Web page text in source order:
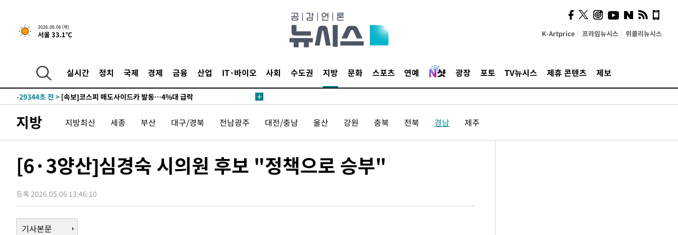
2026.08.06 (목)
서울 33.1℃ K-Artprice 프라임뉴시스 위클리뉴시스
실시간 정치 국제 경제 금융 산업 IT·바이오 사회 수도권 지방 문화 스포츠 연예 광장 포토 TV뉴시스 제휴 콘텐츠 제보
1시간 전 >[속보] "이란-오만, 호르무즈 해협 통행 항로 합의" 이란 외무부 대변인
-29551초 전 >
[속보]산업장관 "美무역법 제301조 과잉생산 결과 발표 8월 중 예
-29344초 전 >[속보]코스피 매도사이드카 발동…4%대 급락
-28616초 전 > [속보]전남광주 초대 시민추천 부시장에 백승주·윤난실
-26177초 전 >
-24744초 전 > [속보]코스닥, 2.15포인트(0.27%) 내린 797.44 출발
-24727초 전 >[속보]코스피, 119.51포인트(1.81%) 내린 6478.75 개장
-21174초 전 >6월 경상수지 497.3억 달러…두 달 연속 사상 최대
-21125초 전 > 서울 낮 39도 '폭염중대경보'…40도 관측 가능성도
-10660초 전 >[속보] 호르무즈 해협 이란-오만 협상 기대속 뉴욕증시 혼조 마감 다
임 3년 인터뷰
1시간 전 >[속보] "이란-오만, 호르무즈 해협 통행 항로 합의" 이란 외무부 대변인
지방 지방최신 세종 부산 대구/경북 전남광주 대전/충남 울산 강원 충북 전북 경남 제주
[6·3양산]심경숙 시의원 후보 "정책으로 승부"
등록 2026.05.06 13:46:10
기사본문